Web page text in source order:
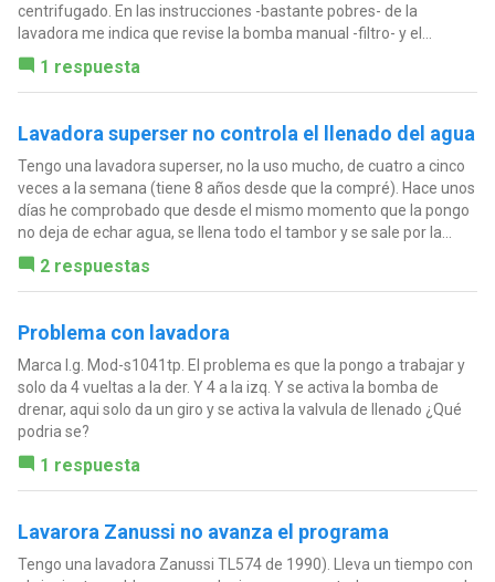
centrifugado. En las instrucciones -bastante pobres- de la
lavadora me indica que revise la bomba manual -filtro- y el...
1 respuesta
Lavadora superser no controla el llenado del agua
Tengo una lavadora superser, no la uso mucho, de cuatro a cinco
veces a la semana (tiene 8 años desde que la compré). Hace unos
días he comprobado que desde el mismo momento que la pongo
no deja de echar agua, se llena todo el tambor y se sale por la...
2 respuestas
Problema con lavadora
Marca l.g. Mod-s1041tp. El problema es que la pongo a trabajar y
solo da 4 vueltas a la der. Y 4 a la izq. Y se activa la bomba de
drenar, aqui solo da un giro y se activa la valvula de llenado ¿Qué
podria se?
1 respuesta
Lavarora Zanussi no avanza el programa
Tengo una lavadora Zanussi TL574 de 1990). Lleva un tiempo con